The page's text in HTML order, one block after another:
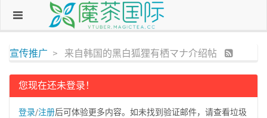
宣传推广 来自韩国的黑白狐狸有栖マナ介绍帖
您现在还未登录！
登录/注册后可体验更多内容。如未找到验证邮件，请查看垃圾